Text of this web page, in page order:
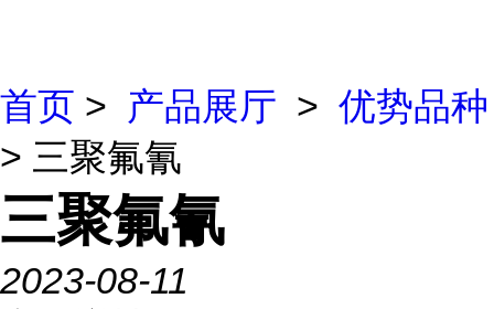
首页 > 产品展厅 > 优势品种
> 三聚氟氰
三聚氟氰
2023-08-11